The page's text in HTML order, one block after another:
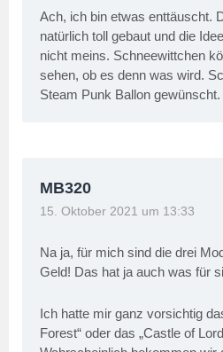
Ach, ich bin etwas enttäuscht.
natürlich toll gebaut und die
nicht meins. Schneewittchen
sehen, ob es denn was wird.
Steam Punk Ballon gewünscht.
MB320
15. Oktober 2021 um 13:33
Na ja, für mich sind die drei
Geld! Das hat ja auch was für
Ich hatte mir ganz vorsichtig
Forest“ oder das „Castle of